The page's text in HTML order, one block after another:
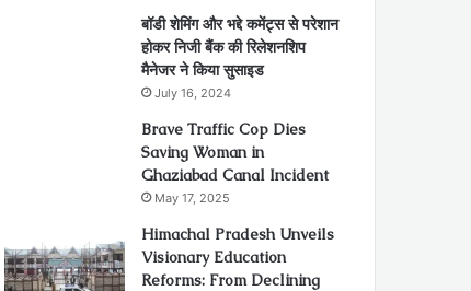
बॉडी शेमिंग और भद्दे कमेंट्स से परेशान
होकर निजी बैंक की रिलेशनशिप
मैनेजर ने किया सुसाइड
July 16, 2024
Brave Traffic Cop Dies
Saving Woman in
Ghaziabad Canal Incident
May 17, 2025
Himachal Pradesh Unveils
Visionary Education
Reforms: From Declining